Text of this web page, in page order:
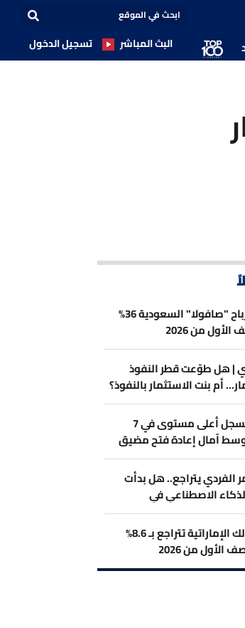
البث المباشر تسجيل الدخول
ارتفاع أرباح "صافولا" السعودية 36%
من 2026
| هل طوّعت قطر النفوذ
أم بنت الاستثمار بالنفوذ؟
الذهب يسجل أعلى مستوى في 7
آمال إعادة فتح مضيق
الفردي يتراجع.. هل بدأت
الاصطناعي في
أرباح سالك الإماراتية تتراجع بـ 8.6%
الأول من 2026